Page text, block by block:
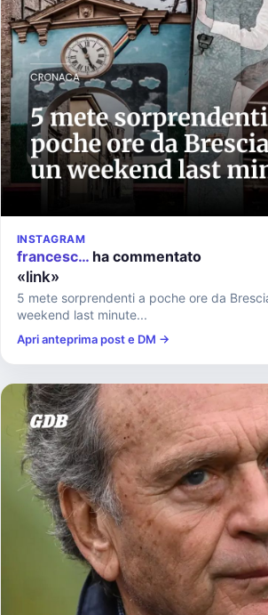
INSTAGRAM
francesc… ha commentato
«link»
5 mete sorprendenti a poche ore da
weekend last minute...
Apri anteprima post e DM →